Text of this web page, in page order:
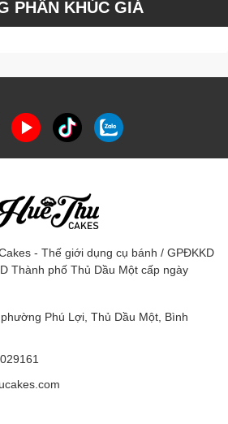
PHÂN KHÚC GIÁ
- Thế giới dụng cụ bánh / GPĐKKD
Thành phố Thủ Dầu Một cấp ngày
Phú Lợi, Thủ Dầu Một, Bình